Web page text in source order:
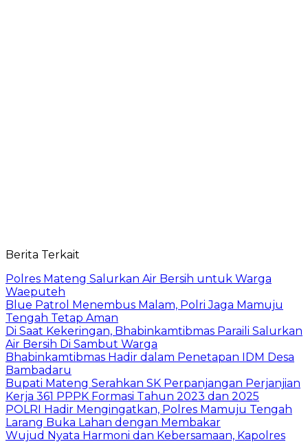
Berita Terkait
Polres Mateng Salurkan Air Bersih untuk Warga
Waeputeh
Blue Patrol Menembus Malam, Polri Jaga Mamuju
Tengah Tetap Aman
Di Saat Kekeringan, Bhabinkamtibmas Paraili Salurkan
Air Bersih Di Sambut Warga
Bhabinkamtibmas Hadir dalam Penetapan IDM Desa
Bambadaru
Bupati Mateng Serahkan SK Perpanjangan Perjanjian
Kerja 361 PPPK Formasi Tahun 2023 dan 2025
POLRI Hadir Mengingatkan, Polres Mamuju Tengah
Larang Buka Lahan dengan Membakar
Wujud Nyata Harmoni dan Kebersamaan, Kapolres